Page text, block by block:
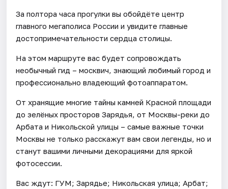
За полтора часа прогулки вы обойдёте центр
главного мегаполиса России и увидите главные
достопримечательности сердца столицы.
На этом маршруте вас будет сопровождать
необычный гид – москвич, знающий любимый город и
профессионально владеющий фотоаппаратом.
От хранящие многие тайны камней Красной площади
до зелёных просторов Зарядья, от Москвы-реки до
Арбата и Никольской улицы – самые важные точки
Москвы не только расскажут вам свои легенды, но и
станут вашими личными декорациями для яркой
фотосессии.
Вас ждут: ГУМ; Зарядье; Никольская улица; Арбат;